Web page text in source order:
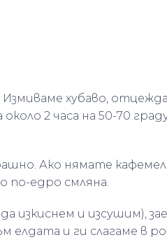
Измиваме хубаво,
2 часа на 50-70
Ако нямате
по-едро смляна.
изкиснем и изсушим),
елдата и ги слагаме в